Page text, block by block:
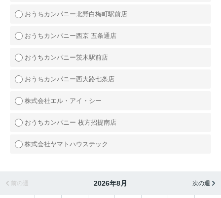
おうちカンパニー北野白梅町駅前店
おうちカンパニー西京 五条通店
おうちカンパニー茨木駅前店
おうちカンパニー西大路七条店
株式会社エル・アイ・シー
おうちカンパニー 枚方招提南店
株式会社ヤマトハウステック
前の週 2026年8月 次の週